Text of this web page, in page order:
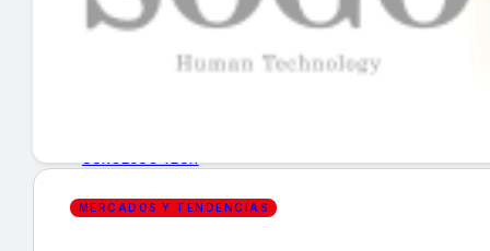
EMPRESAS
GUÍA DE COMPRA
MERCADOS Y TENDENCIAS
MERCADOS Y TENDENCIAS